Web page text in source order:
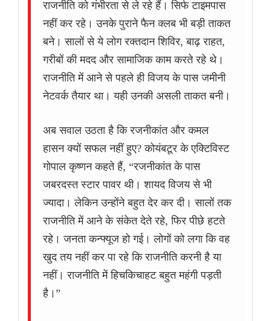
राजनीति को गंभीरता से ले रहे हैं। सिर्फ टाइमपास
नहीं कर रहे। उनके पुराने फैन क्लब भी बड़ी ताकत
बने। सालों से ये लोग रक्तदान शिविर, बाढ़ राहत,
गरीबों की मदद और सामाजिक काम करते रहे थे।
राजनीति में आने से पहले ही विजय के पास जमीनी
नेटवर्क तैयार था। यही उनकी असली ताकत बनी।
अब सवाल उठता है कि रजनीकांत और कमल
हासन क्यों सफल नहीं हुए? कोयंबटूर के एक्टिविस्ट
गोपाल कृष्णन कहते हैं, “रजनीकांत के पास
जबरदस्त स्टार पावर थी। शायद विजय से भी
ज्यादा। लेकिन उन्होंने बहुत देर कर दी। सालों तक
राजनीति में आने के संकेत देते रहे, फिर पीछे हटते
रहे। जनता कन्फ्यूज हो गई। लोगों को लगा कि वह
खुद तय नहीं कर पा रहे कि राजनीति करनी है या
नहीं। राजनीति में हिचकिचाहट बहुत महंगी पड़ती
है।”